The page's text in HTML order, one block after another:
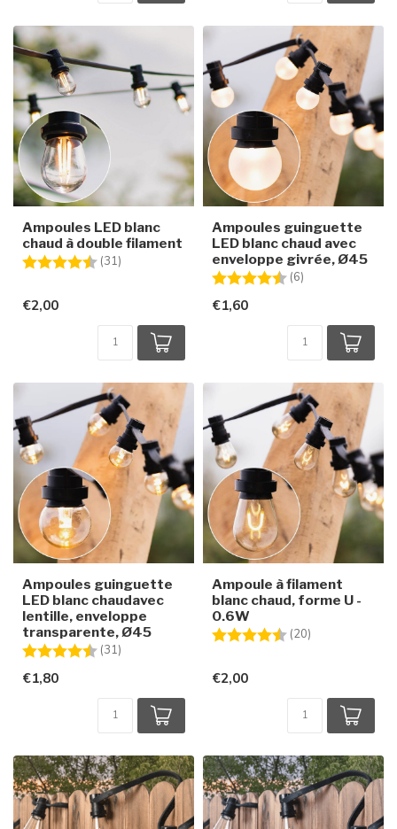
Ampoules LED blanc
chaud à double filament
Note:
(31)
€2,00
Ampoules guinguette
LED blanc chaud avec
enveloppe givrée, Ø45
Note:
(6)
€1,60
Ampoules guinguette
LED blanc chaudavec
lentille, enveloppe
transparente, Ø45
Note:
(31)
€1,80
Ampoule à filament
blanc chaud, forme U -
0.6W
Note:
(20)
€2,00